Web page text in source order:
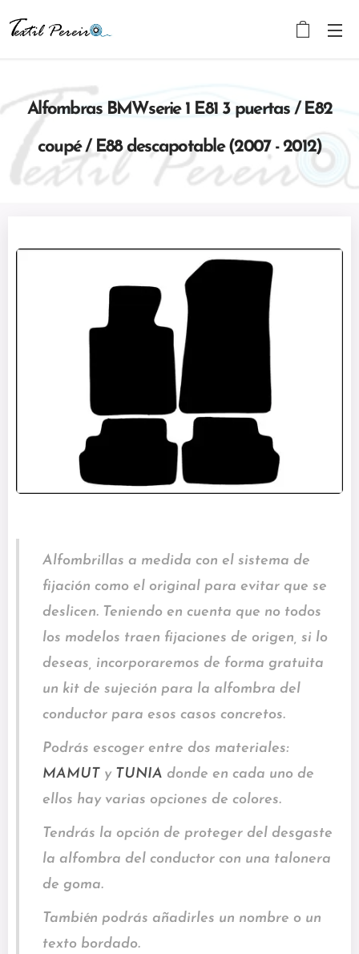
Alfombras BMWserie 1 E81 3 puertas / E82
coupé / E88 descapotable (2007 - 2012)
Alfombrillas a medida con el sistema de
fijación como el original para evitar que se
deslicen. Teniendo en cuenta que no todos
los modelos traen fijaciones de origen, si lo
deseas, incorporaremos de forma gratuita
un kit de sujeción para la alfombra del
conductor para esos casos concretos.
Podrás escoger entre dos materiales:
MAMUT y TUNIA donde en cada uno de
ellos hay varias opciones de colores.
Tendrás la opción de proteger del desgaste
la alfombra del conductor con una talonera
de goma.
También podrás añadirles un nombre o un
texto bordado.